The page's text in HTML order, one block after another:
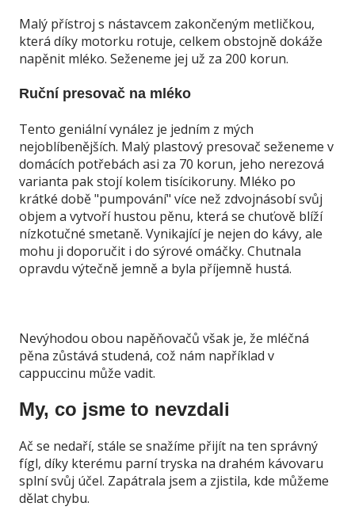
Malý přístroj s nástavcem zakončeným metličkou,
která díky motorku rotuje, celkem obstojně dokáže
napěnit mléko. Seženeme jej už za 200 korun.
Ruční presovač na mléko
Tento geniální vynález je jedním z mých
nejoblíbenějších. Malý plastový presovač seženeme v
domácích potřebách asi za 70 korun, jeho nerezová
varianta pak stojí kolem tisícikoruny. Mléko po
krátké době "pumpování" více než zdvojnásobí svůj
objem a vytvoří hustou pěnu, která se chuťově blíží
nízkotučné smetaně. Vynikající je nejen do kávy, ale
mohu ji doporučit i do sýrové omáčky. Chutnala
opravdu výtečně jemně a byla příjemně hustá.
Nevýhodou obou napěňovačů však je, že mléčná
pěna zůstává studená, což nám například v
cappuccinu může vadit.
My, co jsme to nevzdali
Ač se nedaří, stále se snažíme přijít na ten správný
fígl, díky kterému parní tryska na drahém kávovaru
splní svůj účel. Zapátrala jsem a zjistila, kde můžeme
dělat chybu.